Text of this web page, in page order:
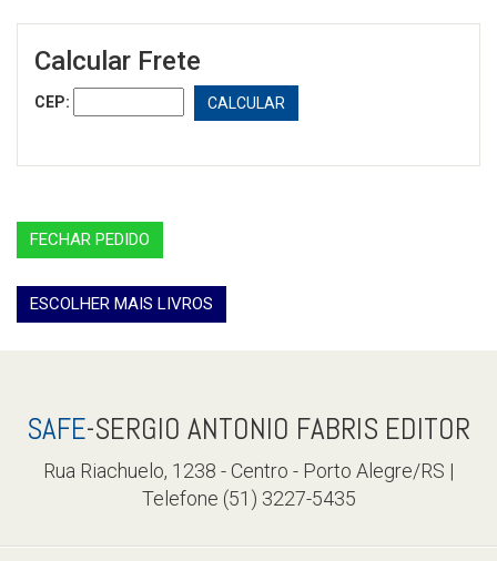
Calcular Frete
CEP: CALCULAR
FECHAR PEDIDO
ESCOLHER MAIS LIVROS
SAFE-SERGIO ANTONIO FABRIS EDITOR
Rua Riachuelo, 1238 - Centro - Porto Alegre/RS |
Telefone (51) 3227-5435